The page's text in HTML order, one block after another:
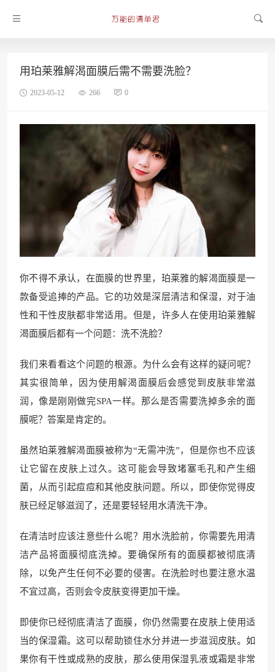
用珀莱雅解渴面膜后需不需要洗脸？
2023-05-12 266 0
你不得不承认，在面膜的世界里，珀莱雅的解渴面膜是一
款备受追捧的产品。它的功效是深层清洁和保湿，对于油
性和干性皮肤都非常适用。但是，许多人在使用珀莱雅解
渴面膜后都有一个问题：洗不洗脸？
我们来看看这个问题的根源。为什么会有这样的疑问呢？
其实很简单，因为使用解渴面膜后会感觉到皮肤非常滋
润，像是刚刚做完SPA一样。那么是否需要洗掉多余的面
膜呢？答案是肯定的。
虽然珀莱雅解渴面膜被称为“无需冲洗”，但是你也不应该
让它留在皮肤上过久。这可能会导致堵塞毛孔和产生细
菌，从而引起痘痘和其他皮肤问题。所以，即使你觉得皮
肤已经足够滋润了，还是要轻轻用水清洗干净。
在清洁时应该注意些什么呢？用水洗脸前，你需要先用清
洁产品将面膜彻底洗掉。要确保所有的面膜都被彻底清
除，以免产生任何不必要的侵害。在洗脸时也要注意水温
不宜过高，否则会令皮肤变得更加干燥。
即使你已经彻底清洁了面膜，你仍然需要在皮肤上使用适
当的保湿霜。这可以帮助锁住水分并进一步滋润皮肤。如
果你有干性或成熟的皮肤，那么使用保湿乳液或霜是非常